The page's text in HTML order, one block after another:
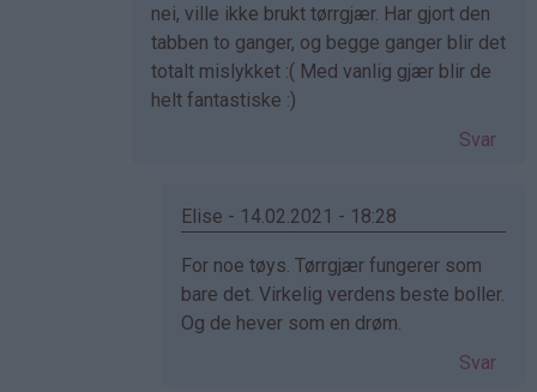
bekreftet)
Som
svar
på
av
nei, ville ikke brukt tørrgjær. Har gjort den
tabben to ganger, og begge ganger blir det
totalt mislykket :( Med vanlig gjær blir de
helt fantastiske :)
Svar
Elise - 14.02.2021 - 18:28
Som
svar
på
For noe tøys. Tørrgjær fungerer som
bare det. Virkelig verdens beste boller.
Og de hever som en drøm.
Svar